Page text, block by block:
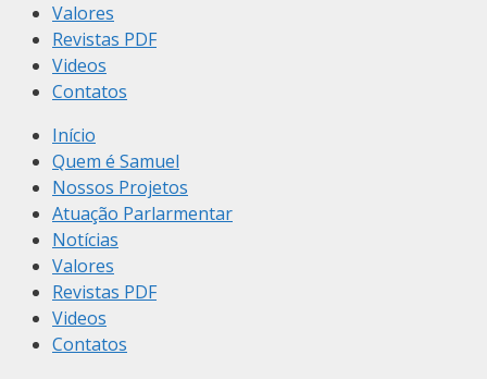
Valores
Revistas PDF
Videos
Contatos
Início
Quem é Samuel
Nossos Projetos
Atuação Parlarmentar
Notícias
Valores
Revistas PDF
Videos
Contatos